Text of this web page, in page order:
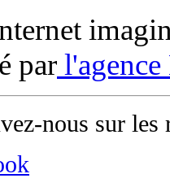
par
nous sur les